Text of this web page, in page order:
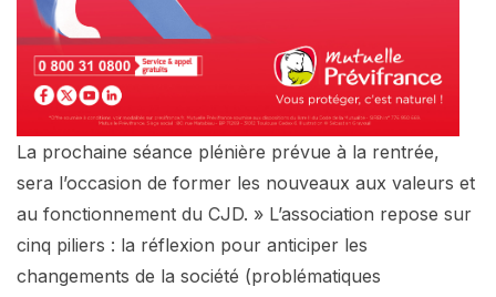
La prochaine séance plénière prévue à la rentrée,
sera l’occasion de former les nouveaux aux valeurs et
au fonctionnement du CJD. » L’association repose sur
cinq piliers : la réflexion pour anticiper les
changements de la société (problématiques